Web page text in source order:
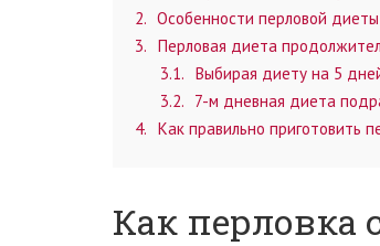
2
Особенности перловой диеты
3
Перловая диета
3.1
Выбирая диету на 5
3.2
7-м дневная диета
4
Как правильно приготовить
Как перловка